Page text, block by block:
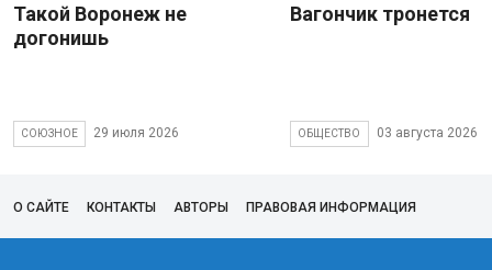
Такой Воронеж не
догонишь
СОЮЗНОЕ 29 июля 2026
Вагончик тронется
ОБЩЕСТВО 03 августа 2026
О САЙТЕ КОНТАКТЫ АВТОРЫ ПРАВОВАЯ ИНФОРМАЦИЯ